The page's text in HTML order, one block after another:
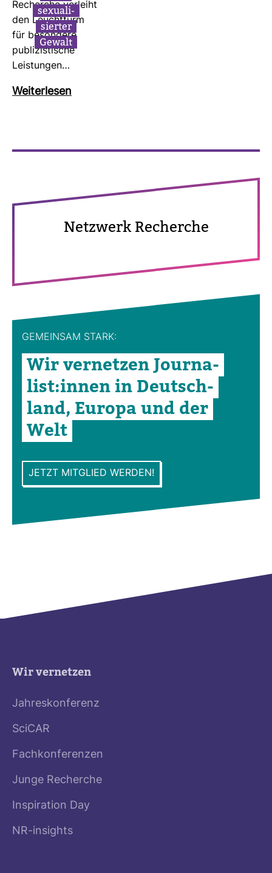
sexua­li­
sierter
Gewalt
Recherche ver­leiht
den Leucht­turm
für beson­dere
publi­zis­ti­sche
Leis­tungen…
Wei­ter­lesen
Netz­werk Recherche
GEMEINSAM STARK:
Wir ver­netzen Jour­na­
list:innen in Deutsch­
land, Europa und der
Welt
JETZT MITGLIED WERDEN!
Wir vernetzen
Jahreskonferenz
SciCAR
Fachkonferenzen
Junge Recherche
Inspiration Day
NR-insights